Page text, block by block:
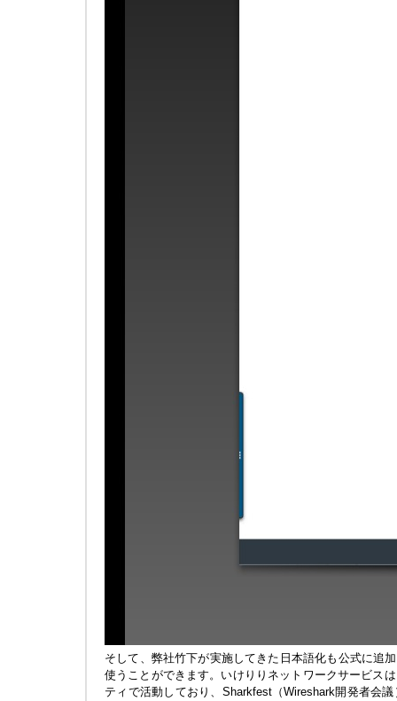
そして、弊社竹下が実施してきた日本語化も公式に追
使うことができます。いけりりネットワークサービス
ティで活動しており、Sharkfest（Wireshark開発者会